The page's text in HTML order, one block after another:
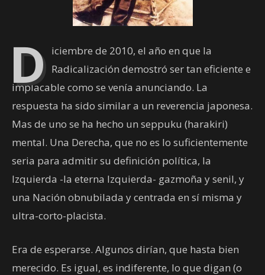
D iciembre de 2010, el año en que la
Radicalización demostró ser tan eficiente e
implacable como se venía anunciando. La
respuesta ha sido similar a un reverencia japonesa.
Mas de uno se ha hecho un seppuku (harakiri)
mental. Una Derecha, que no es lo suficientemente
seria para admitir su definición política, la
Izquierda -la eterna Izquierda- gazmoña y senil, y
una Nación obnubilada y centrada en sí misma y
ultra-corto-placista.
Era de esperarse. Algunos dirían, que hasta bien
merecido. Es igual, es indiferente, lo que digan (o